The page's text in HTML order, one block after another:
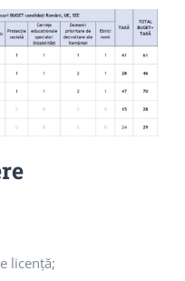
licenţă;